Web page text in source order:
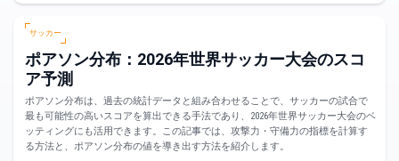
サッカー
ポアソン分布：2026年世界サッカー大会のスコ
ア予測
ポアソン分布は、過去の統計データと組み合わせることで、サッカーの試合で
最も可能性の高いスコアを算出できる手法であり、2026年世界サッカー大会のベ
ッティングにも活用できます。この記事では、攻撃力・守備力の指標を計算す
る方法と、ポアソン分布の値を導き出す方法を紹介します。